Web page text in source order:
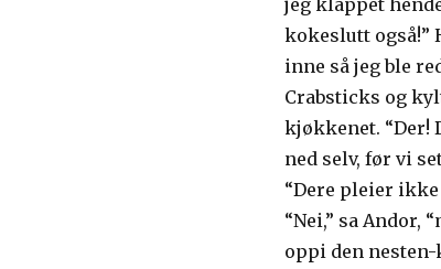
jeg klappet
kokeslutt også!”
inne så jeg ble
Crabsticks og
kjøkkenet. “Der!
ned selv, før vi
“Dere pleier
“Nei,” sa Andor,
oppi den nesten-